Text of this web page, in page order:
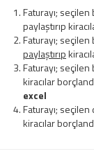
Faturayı;
paylaştırıp
Faturayı;
paylaştırıp
Faturayı;
kiracılar
excel
Faturayı;
kiracılar